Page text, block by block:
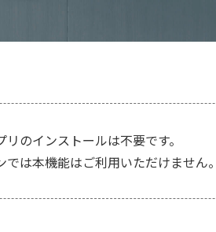
リのインストールは不要です。
では本機能はご利用いただけません。